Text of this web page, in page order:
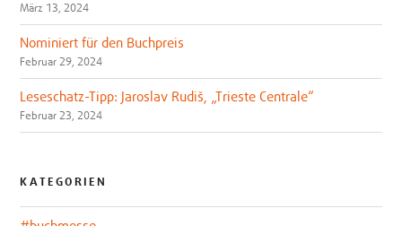
März 13, 2024
Nominiert für den Buchpreis
Februar 29, 2024
Leseschatz-Tipp: Jaroslav Rudiš, „Trieste Centrale“
Februar 23, 2024
KATEGORIEN